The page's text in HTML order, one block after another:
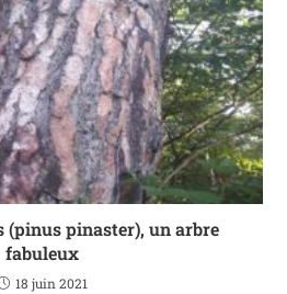
(pinus pinaster), un arbre
fabuleux
18 juin 2021